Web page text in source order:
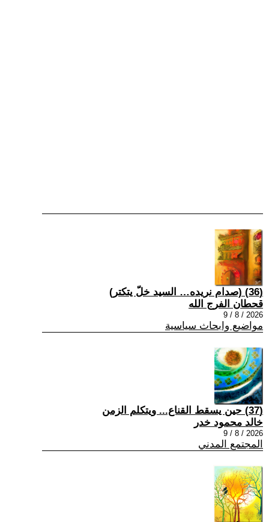
(36) (صدام نريده… السيد خلّ يتكتر)
قحطان الفرج الله
2026 / 8 / 9
مواضيع وابحاث سياسية
(37) حين يسقط القناع... ويتكلم الزمن
خالد محمود خدر
2026 / 8 / 9
المجتمع المدني